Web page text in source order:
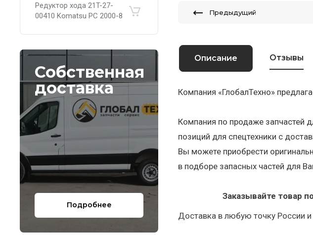
Редуктор хода 21T-27-
00410 Komatsu PC 2000-8
Собственная
доставка
Подробнее
Предыдущий
Описание Отзывы
Компания «ГлобалТехно»
Компания по продаже запчастей
позиций для спецтехники с
Вы можете приобрести
в подборе запасных частей для
Заказывайте товар
Доставка в любую точку России